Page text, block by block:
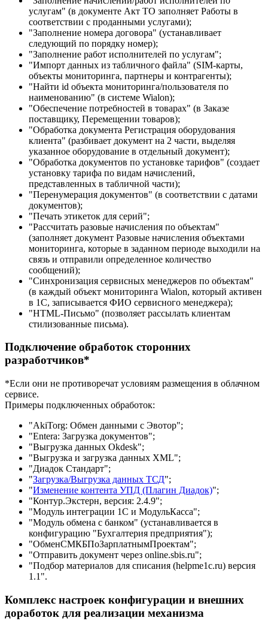
услугам" (в документе Акт ТО заполняет Работы в
соответствии с проданными услугами);
"Заполнение номера договора" (устанавливает
следующий по порядку номер);
"Заполнение работ исполнителей по услугам";
"Импорт данных из табличного файла" (SIM-карты,
объекты мониторинга, партнеры и контрагенты);
"Найти id объекта мониторинга/пользователя по
наименованию" (в системе Wialon);
"Обеспечение потребностей в товарах" (в Заказе
поставщику, Перемещении товаров);
"Обработка документа Регистрация оборудования
клиента" (разбивает документ на 2 части, выделяя
указанное оборудование в отдельный документ);
"Обработка документов по установке тарифов" (создает
установку тарифа по видам начислений,
представленных в табличной части);
"Перенумерация документов" (в соответствии с датами
документов);
"Печать этикеток для серий";
"Рассчитать разовые начисления по объектам"
(заполняет документ Разовые начисления объектами
мониторинга, которые в заданном периоде выходили на
связь и отправили определенное количество
сообщений);
"Синхронизация сервисных менеджеров по объектам"
(в каждый объект мониторинга Wialon, который активен
в 1С, записывается ФИО сервисного менеджера);
"HTML-Письмо" (позволяет рассылать клиентам
стилизованные письма).
Подключение обработок сторонних
разработчиков*
*Если они не противоречат условиям размещения в облачном
сервисе.
Примеры подключенных обработок:
"AkiTorg: Обмен данными с Эвотор";
"Entera: Загрузка документов";
"Выгрузка данных Okdesk";
"Выгрузка и загрузка данных XML";
"Диадок Стандарт";
"Загрузка/Выгрузка данных ТСД";
"Изменение контента УПД (Плагин Диадок)";
"Контур.Экстерн, версия: 2.4.9";
"Модуль интеграции 1С и МодульКасса";
"Модуль обмена с банком" (устанавливается в
конфигурацию "Бухгалтерия предприятия");
"ОбменСМКБПоЗарплатнымПроектам";
"Отправить документ через online.sbis.ru";
"Подбор материалов для списания (helpme1c.ru) версия
1.1".
Комплекс настроек конфигурации и внешних
доработок для реализации механизма